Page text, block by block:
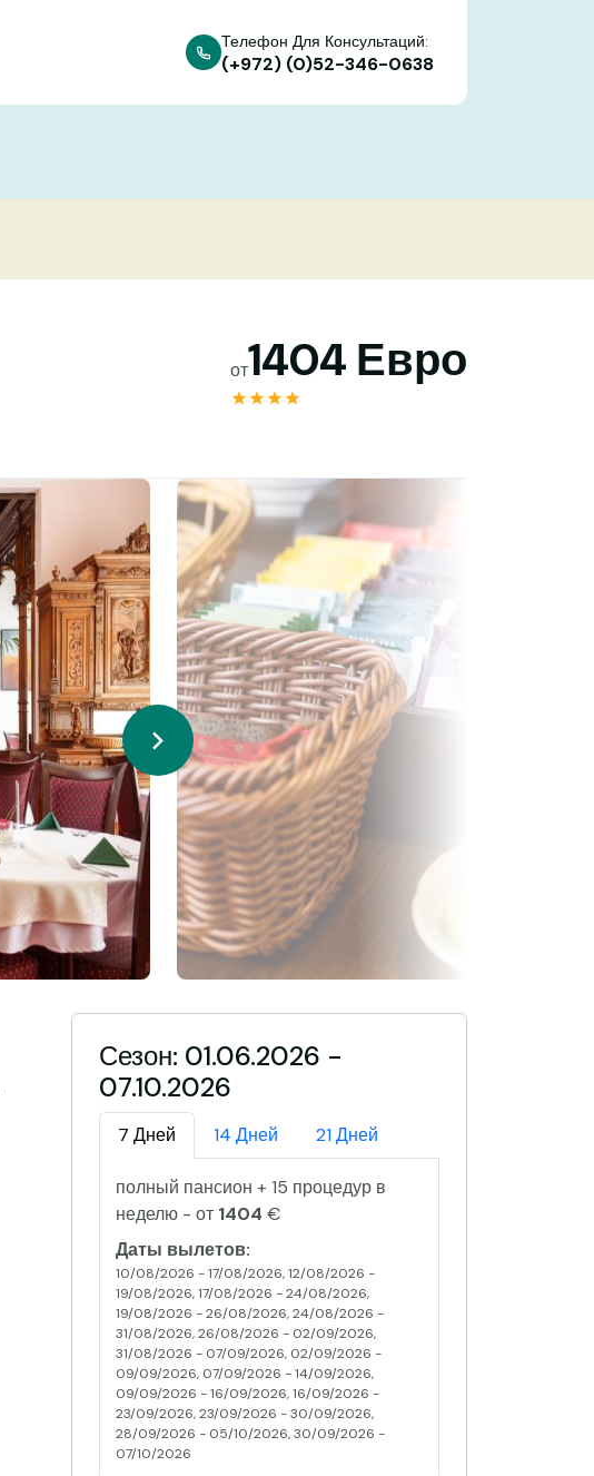
Телефон Для Консультаций:
(+972) (0)52-346-0638
от1404 Евро
Сезон: 01.06.2026 -
07.10.2026
7 Дней 14 Дней 21 Дней
полный пансион + 15 процедур в
неделю - от 1404 €
Даты вылетов:
10/08/2026 - 17/08/2026, 12/08/2026 -
19/08/2026, 17/08/2026 - 24/08/2026,
19/08/2026 - 26/08/2026, 24/08/2026 -
31/08/2026, 26/08/2026 - 02/09/2026,
31/08/2026 - 07/09/2026, 02/09/2026 -
09/09/2026, 07/09/2026 - 14/09/2026,
09/09/2026 - 16/09/2026, 16/09/2026 -
23/09/2026, 23/09/2026 - 30/09/2026,
28/09/2026 - 05/10/2026, 30/09/2026 -
07/10/2026